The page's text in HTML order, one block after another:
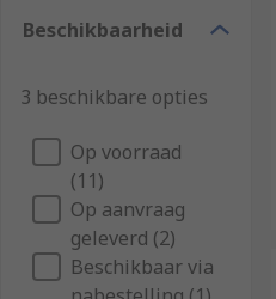
Beschikbaarheid
3 beschikbare opties
Op voorraad
(11)
Op aanvraag
geleverd (2)
Beschikbaar via